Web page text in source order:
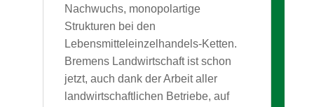
Nachwuchs, monopolartige
Strukturen bei den
Lebensmitteleinzelhandels-Ketten.
Bremens Landwirtschaft ist schon
jetzt, auch dank der Arbeit aller
landwirtschaftlichen Betriebe, auf